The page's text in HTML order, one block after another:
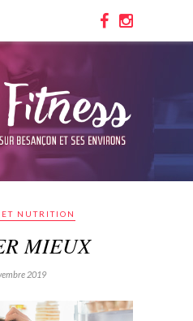
ET NUTRITION
MIEUX
2019